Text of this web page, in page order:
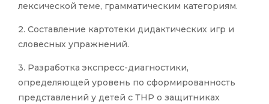
лексической теме, грамматическим категориям.
2. Составление картотеки дидактических игр и
словесных упражнений.
3. Разработка экспресс-диагностики,
определяющей уровень по сформированность
представлений у детей с ТНР о защитниках